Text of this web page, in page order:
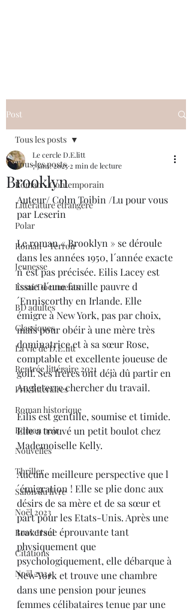
Post
Tous les posts
Roman - Contemporain
Littérature étrangère
Polar
Roman - Terroir
Jeunesse
Essai/Documents
BD adultes
Classiques
La vie de D.E.litt
Rentrée littéraire 2021
Prix littéraires
Roman historique
Roman noir
Nouvelles
Thriller
Salon du livre
Noël 2023
Book Haul
Citations
Noël 2024
Tous les posts
Brooklyn
Le cercle D.E.litt
7 janv. 2025 2 min de lecture
Auteur/ Colm Toibin /Lu pour vous
par Leserin
Le roman « Brooklyn » se déroule
dans les années 1950, l´année exacte
n´est pas précisée. Eilis Lacey est
issue d´une famille pauvre d
´Enniscorthy en Irlande. Elle
émigre à New York, pas par choix,
mais pour obéir à une mère très
dominatrice et à sa sœur Rose,
comptable et excellente joueuse de
golf. Ses frères ont déjà dû partir en
Angleterre chercher du travail.
Eilis est gentille, soumise et timide.
Elle a trouvé un petit boulot chez
Mademoiselle Kelly.
Aucune meilleure perspective que l
´émigration ! Elle se plie donc aux
désirs de sa mère et de sa sœur et
part pour les Etats-Unis. Après une
traversée éprouvante tant
physiquement que
psychologiquement, elle débarque à
New York et trouve une chambre
dans une pension pour jeunes
femmes célibataires tenue par une